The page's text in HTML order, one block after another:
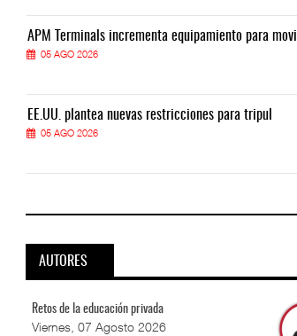
APM Terminals incrementa equipamiento para movi
05 AGO 2026
EE.UU. plantea nuevas restricciones para tripul
05 AGO 2026
AUTORES
Retos de la educación privada
Viernes, 07 Agosto 2026